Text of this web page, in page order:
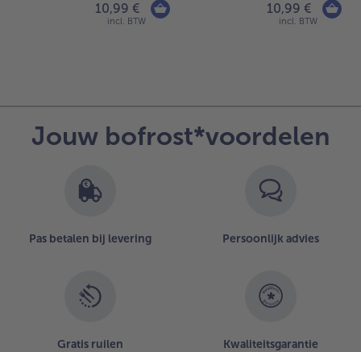
10,99 €
incl. BTW
10,99 €
incl. BTW
Jouw bofrost*voordelen
Pas betalen bij levering Persoonlijk advies
Gratis ruilen Kwaliteitsgarantie